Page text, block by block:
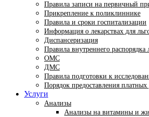
Правила записи на первичный
Прикрепление к поликлиннике
Правила и сроки госпитализации
Информация о лекарствах для
Диспансеризация
Правила внутреннего
ОМС
ДМС
Правила подготовки к
Порядок предоставления платных
Услуги
Анализы
Анализы на витамины и